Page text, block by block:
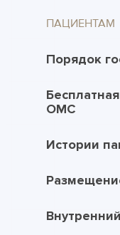
ПАЦИЕНТАМ
Порядок
ОМС
Истории